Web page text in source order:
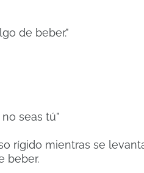
de beber.”
seas tú”
rígido mientras se
beber.